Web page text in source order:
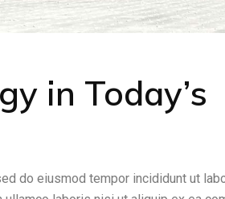
in Today’s
do eiusmod tempor incididunt ut